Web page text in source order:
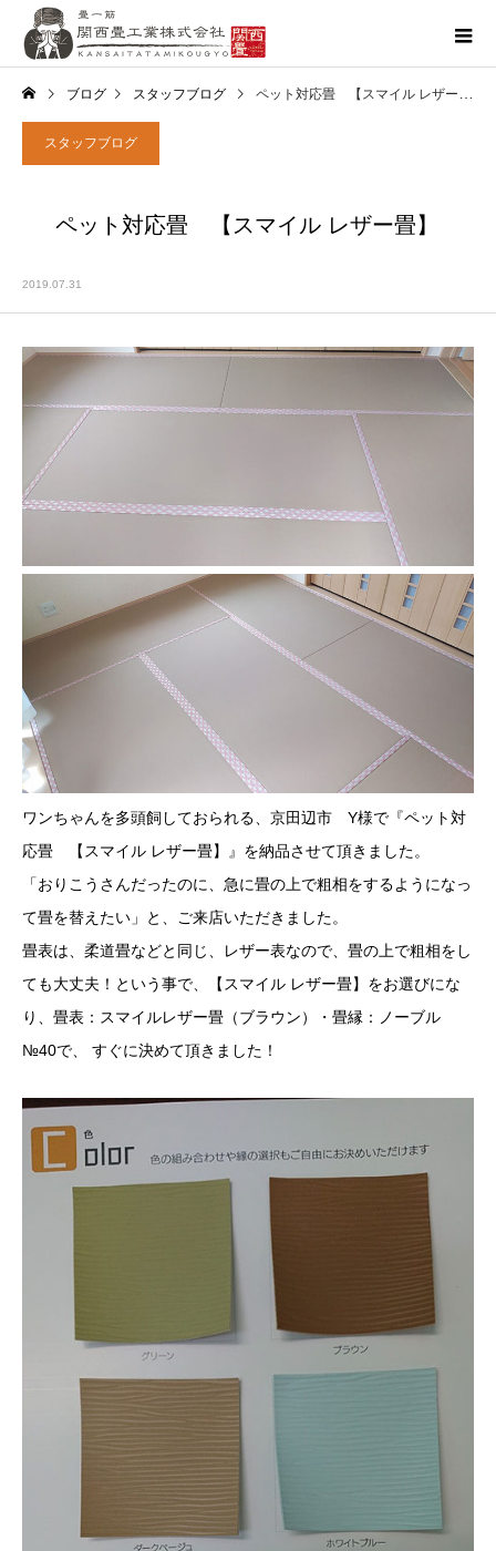
ブログ スタッフブログ ペット対応畳 【スマイル レザー畳】
スタッフブログ
ペット対応畳 【スマイル レザー畳】
2019.07.31
ワンちゃんを多頭飼しておられる、京田辺市 Y様で『ペット対
応畳 【スマイル レザー畳】』を納品させて頂きました。
「おりこうさんだったのに、急に畳の上で粗相をするようになっ
て畳を替えたい」と、ご来店いただきました。
畳表は、柔道畳などと同じ、レザー表なので、畳の上で粗相をし
ても大丈夫！という事で、【スマイル レザー畳】をお選びにな
り、畳表：スマイルレザー畳（ブラウン）・畳縁：ノーブル
№40で、 すぐに決めて頂きました！